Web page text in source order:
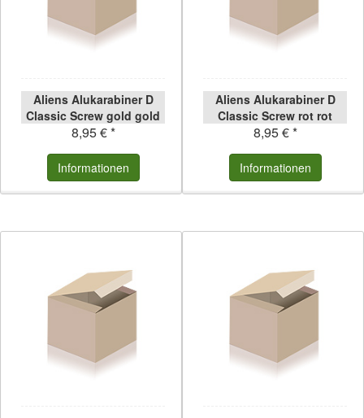
Aliens Alukarabiner D
Classic Screw gold gold
8,95 € *
Informationen
Aliens Alukarabiner D
Classic Screw rot rot
8,95 € *
Informationen